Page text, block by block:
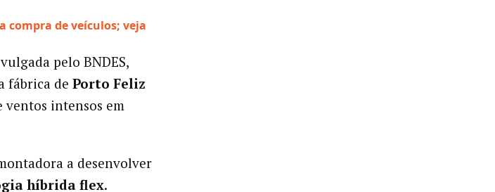
compra de veículos; veja
pelo BNDES,
fábrica de Porto Feliz
ventos intensos em
a desenvolver
híbrida flex.